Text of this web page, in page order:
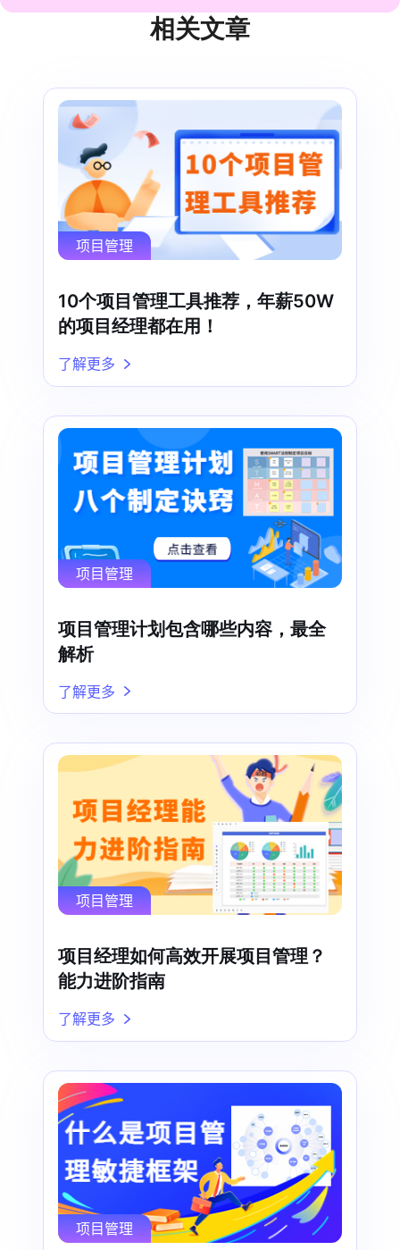
相关文章
项目管理
10个项目管理工具推荐，年薪50W
的项目经理都在用！
了解更多
项目管理
项目管理计划包含哪些内容，最全
解析
了解更多
项目管理
项目经理如何高效开展项目管理？
能力进阶指南
了解更多
项目管理